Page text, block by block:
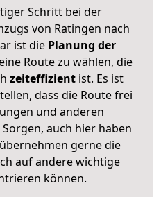
Schritt bei der
von Ratingen nach
ist diePlanung der
Route zu wählen, die
zeiteffizientist. Es ist
dass die Route frei
und anderen
auch hier haben
gerne die
auf andere wichtige
können.